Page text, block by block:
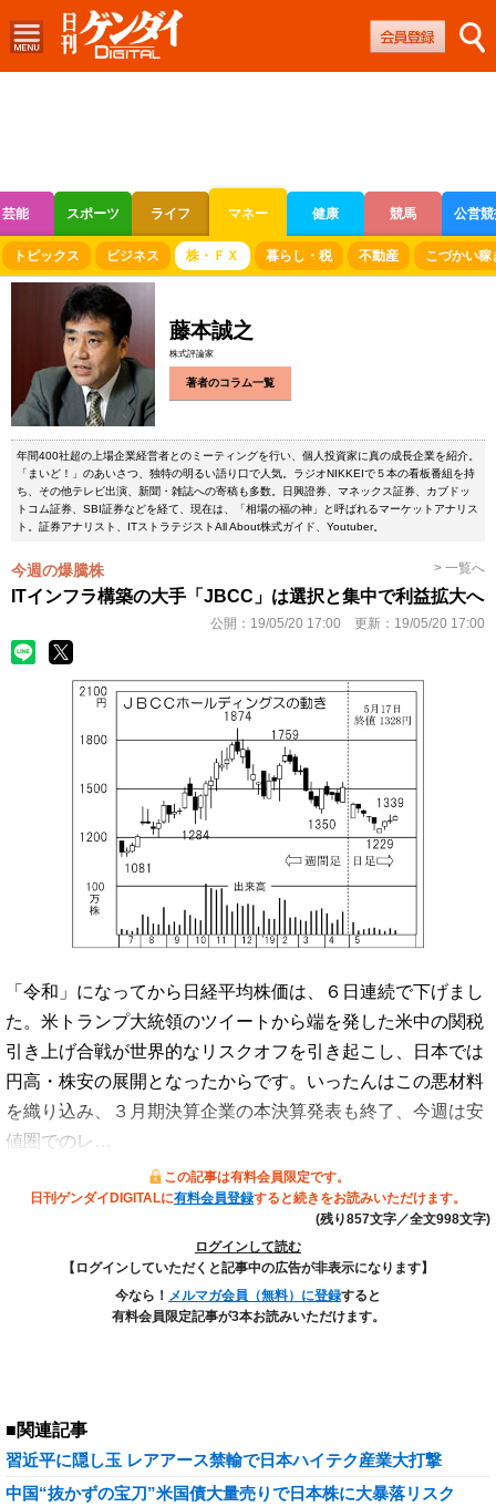
芸能 スポーツ ライフ マネー 健康 競馬 公営
ボートレース 競輪 オートレース
トピックス ビジネス 株・ＦＸ 暮らし・税 不動産 こづかい稼
藤本誠之
株式評論家
著者のコラム一覧
年間400社超の上場企業経営者とのミーティングを行い、個人投資家に真の成長企業を紹介。
「まいど！」のあいさつ、独特の明るい語り口で人気。ラジオNIKKEIで５本の看板番組を持
ち、その他テレビ出演、新聞・雑誌への寄稿も多数。日興證券、マネックス証券、カブドッ
トコム証券、SBI証券などを経て、現在は、「相場の福の神」と呼ばれるマーケットアナリス
ト。証券アナリスト、ITストラテジストAll About株式ガイド、Youtuber。
今週の爆騰株 > 一覧へ
ITインフラ構築の大手「JBCC」は選択と集中で利益拡大へ
公開： 19/05/20 17:00 更新： 19/05/20 17:00
「令和」になってから日経平均株価は、６日連続で下げまし
た。米トランプ大統領のツイートから端を発した米中の関税
引き上げ合戦が世界的なリスクオフを引き起こし、日本では
円高・株安の展開となったからです。いったんはこの悪材料
を織り込み、３月期決算企業の本決算発表も終了、今週は安
値圏でのレ…
この記事は有料会員限定です。
日刊ゲンダイDIGITALに有料会員登録すると続きをお読みいただけます。
(残り857文字／全文998文字)
ログインして読む
【ログインしていただくと記事中の広告が非表示になります】
今なら！ メルマガ会員（無料）に登録すると
有料会員限定記事が3本お読みいただけます。
■関連記事
習近平に隠し玉 レアアース禁輸で日本ハイテク産業大打撃
中国“抜かずの宝刀”米国債大量売りで日本株に大暴落リスク